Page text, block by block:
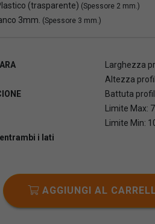
(trasparente) (Spessore 2 mm.)
3mm. (Spessore 3 mm.)
i lati
Larghezza
Altezza
Battuta
Limite Max:
Limite Min:
AGGIUNGI AL